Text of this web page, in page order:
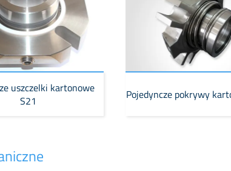
uszczelki kartonowe
S21
Pojedyncze pokrywy